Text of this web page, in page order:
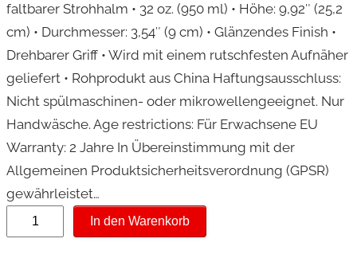
faltbarer Strohhalm • 32 oz. (950 ml) • Höhe: 9,92″ (25,2
cm) • Durchmesser: 3,54″ (9 cm) • Glänzendes Finish •
Drehbarer Griff • Wird mit einem rutschfesten Aufnäher
geliefert • Rohprodukt aus China Haftungsausschluss:
Nicht spülmaschinen- oder mikrowellengeeignet. Nur
Handwäsche. Age restrictions: Für Erwachsene EU
Warranty: 2 Jahre In Übereinstimmung mit der
Allgemeinen Produktsicherheitsverordnung (GPSR)
gewährleistet…
d
In den Warenkorb